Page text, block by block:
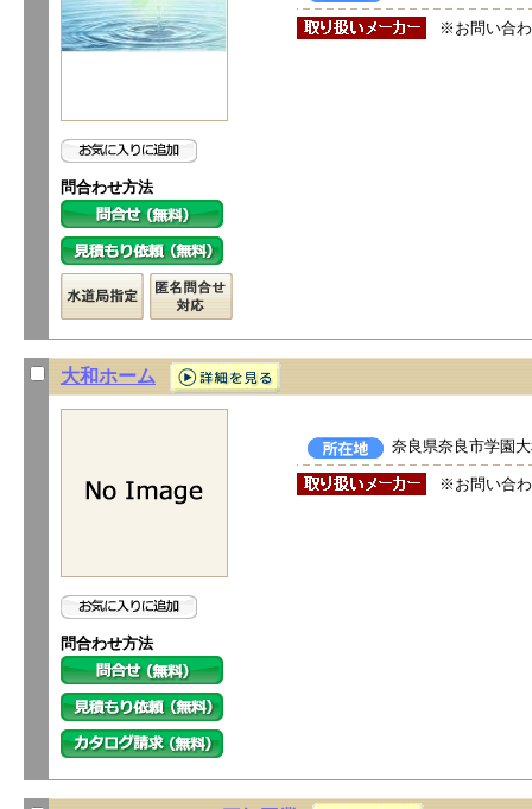
問合わせ方法
※お問い合
大和ホーム
問合わせ方法
奈良県奈良市学園
※お問い合